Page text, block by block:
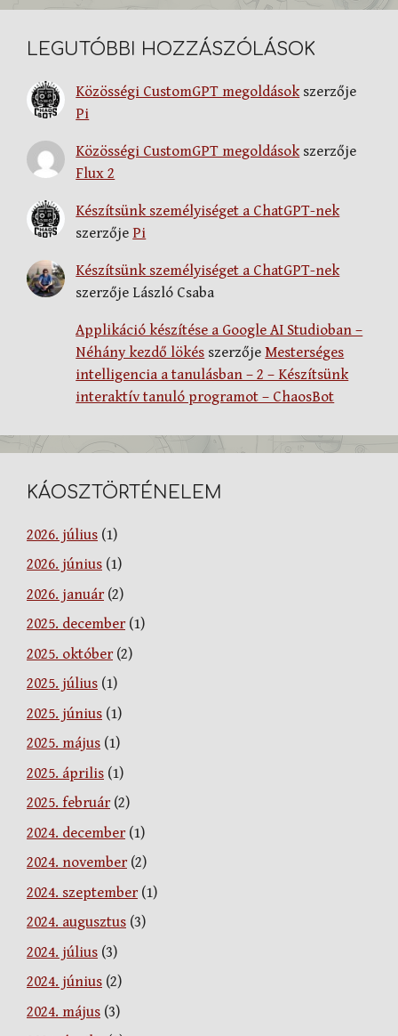
LEGUTÓBBI HOZZÁSZÓLÁSOK
Közösségi CustomGPT megoldásokszerzője
Pi
Közösségi CustomGPT megoldásokszerzője
Flux 2
Készítsünk személyiséget a ChatGPT-nek
szerzője Pi
Készítsünk személyiséget a ChatGPT-nek
szerzője László Csaba
Applikáció készítése a Google AI Studioban –
Néhány kezdő lökés szerzőjeMesterséges
intelligencia a tanulásban – 2 – Készítsünk
interaktív tanuló programot – ChaosBot
KÁOSZTÖRTÉNELEM
2026. július (1)
2026. június (1)
2026. január(2)
2025. december(1)
2025. október(2)
2025. július (1)
2025. június (1)
2025. május (1)
2025. április (1)
2025. február(2)
2024. december(1)
2024. november(2)
2024. szeptember(1)
2024. augusztus (3)
2024. július (3)
2024. június (2)
2024. május (3)